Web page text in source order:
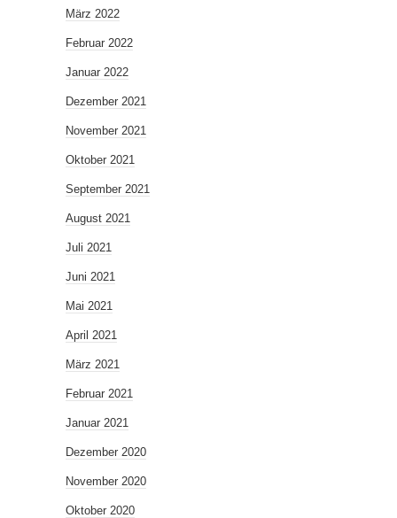
März 2022
Februar 2022
Januar 2022
Dezember 2021
November 2021
Oktober 2021
September 2021
August 2021
Juli 2021
Juni 2021
Mai 2021
April 2021
März 2021
Februar 2021
Januar 2021
Dezember 2020
November 2020
Oktober 2020